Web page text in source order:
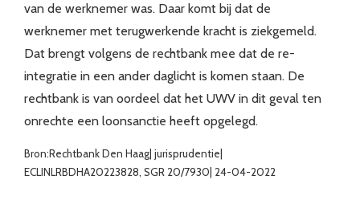
van de werknemer was. Daar komt bij dat de
werknemer met terugwerkende kracht is ziekgemeld.
Dat brengt volgens de rechtbank mee dat de re-
integratie in een ander daglicht is komen staan. De
rechtbank is van oordeel dat het UWV in dit geval ten
onrechte een loonsanctie heeft opgelegd.
Bron:Rechtbank Den Haag| jurisprudentie|
ECLINLRBDHA20223828, SGR 20/7930| 24-04-2022